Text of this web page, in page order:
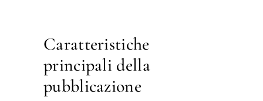
Caratteristiche
principali della
pubblicazione